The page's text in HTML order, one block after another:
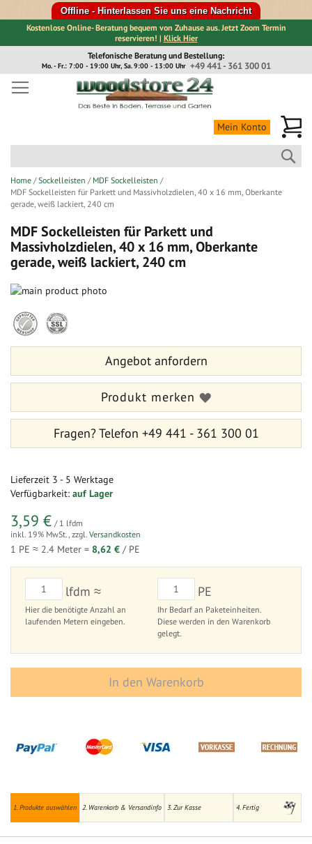
Offline - Hinterlassen Sie uns eine Nachricht
Kostenlose Online- Beratung bequem von Zuhause aus. Jetzt Zoom Termin
reservieren! | Klick Hier
Inhalt
Telefonische Beratung und Bestellung:
+49 441 - 361 300 01
Mo. - Fr.: 7:00 - 19:00 Uhr, Sa. 9:00 - 13:00 Uhr
Mein Konto
Home Sockelleisten
MDF Sockelleisten
MDF Sockelleisten für Parkett und Massivholzdielen, 40 x 16 mm, Oberkante
gerade, weiß lackiert, 240 cm
1. Produkte auswählen 2. Warenkorb & Versandinfo 3. Zur Kasse 4. Fertig
MDF Sockelleisten für Parkett und
Massivholzdielen, 40 x 16 mm, Oberkante
gerade, weiß lackiert, 240 cm
Lieferzeit 3 - 5 Werktage
Verfügbarkeit: auf Lager
3,59 € / 1 lfdm
inkl. 19% MwSt., zzgl. Versandkosten
1 PE ≈ 2.4 Meter = 8,62 € / PE
lfdm ≈
Hier die benötigte Anzahl an
laufenden Metern eingeben.
PE
Ihr Bedarf an Paketeinheiten.
Diese werden in den Warenkorb
gelegt.
In den Warenkorb
Zum
der
Bildergalerie
springen
Anfang
der
Bildergalerie
Angebot anfordern
Produkt merken
Fragen?Telefon +49 441 - 361 300 01